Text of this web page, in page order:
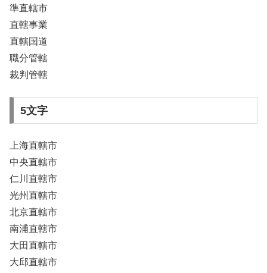
準直轄市
直轄事業
直轄国道
職分管轄
裁判管轄
5文字
上海直轄市
中央直轄市
仁川直轄市
光州直轄市
北京直轄市
南浦直轄市
大田直轄市
大邱直轄市